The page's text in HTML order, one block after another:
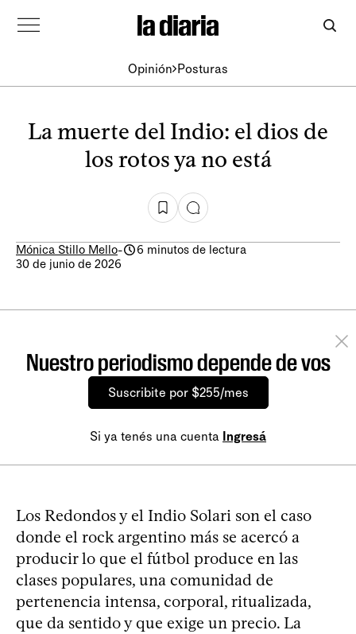
Opinión Posturas
La muerte del Indio: el dios de
los rotos ya no está
Mónica Stillo Mello-
6 minutos de lectura
30 de junio de 2026
Nuestro periodismo depende de vos
Suscribite por $255/mes
Si ya tenés una cuenta Ingresá
Los Redondos y el Indio Solari son el caso
donde el rock argentino más se acercó a
producir lo que el fútbol produce en las
clases populares, una comunidad de
pertenencia intensa, corporal, ritualizada,
que da sentido y que exige un precio. La